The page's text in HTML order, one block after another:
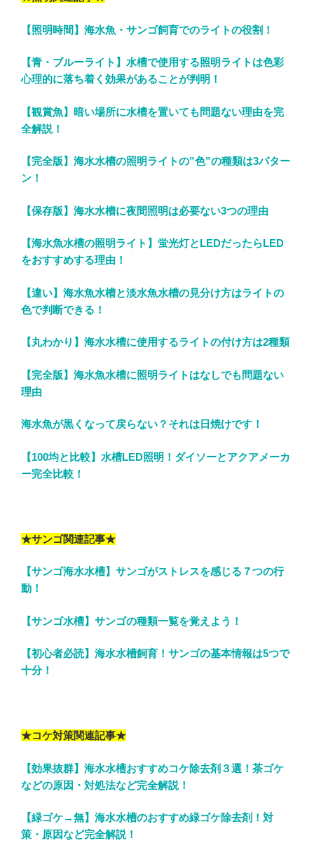
【照明時間】海水魚・サンゴ飼育でのライトの役割！
【青・ブルーライト】水槽で使用する照明ライトは色彩
心理的に落ち着く効果があることが判明！
【観賞魚】暗い場所に水槽を置いても問題ない理由を完
全解説！
【完全版】海水水槽の照明ライトの”色”の種類は3パター
ン！
【保存版】海水水槽に夜間照明は必要ない3つの理由
【海水魚水槽の照明ライト】蛍光灯とLEDだったらLED
をおすすめする理由！
【違い】海水魚水槽と淡水魚水槽の見分け方はライトの
色で判断できる！
【丸わかり】海水水槽に使用するライトの付け方は2種類
【完全版】海水魚水槽に照明ライトはなしでも問題ない
理由
海水魚が黒くなって戻らない？それは日焼けです！
【100均と比較】水槽LED照明！ダイソーとアクアメーカ
ー完全比較！
★サンゴ関連記事★
【サンゴ海水水槽】サンゴがストレスを感じる７つの行
動！
【サンゴ水槽】サンゴの種類一覧を覚えよう！
【初心者必読】海水水槽飼育！サンゴの基本情報は5つで
十分！
★コケ対策関連記事★
【効果抜群】海水水槽おすすめコケ除去剤３選！茶ゴケ
などの原因・対処法など完全解説！
【緑ゴケ→無】海水水槽のおすすめ緑ゴケ除去剤！対
策・原因など完全解説！